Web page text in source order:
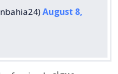
August 8,